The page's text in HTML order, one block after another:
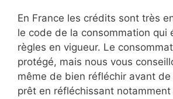
En France les crédits sont très
le code de la consommation qui
règles en vigueur. Le
protégé, mais nous vous
même de bien réfléchir avant
prêt en réfléchissant notamment